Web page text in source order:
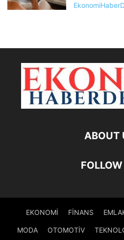
ABOUT
EKONOMİ FİNANS
MODA OTOMOTİV